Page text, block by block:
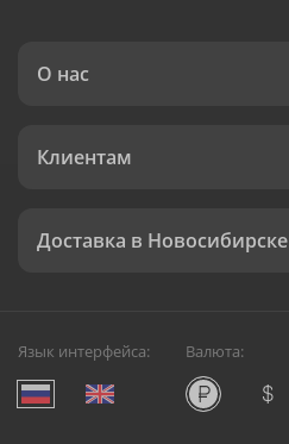
О нас
Клиентам
Доставка в Новосибирске
Язык интерфейса: Валюта: